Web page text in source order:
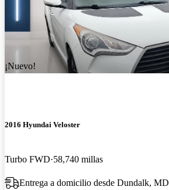
¡Nuevo!
2016 Hyundai Veloster
Turbo FWD 58,740 millas
Entrega a domicilio desde Dundalk, MD